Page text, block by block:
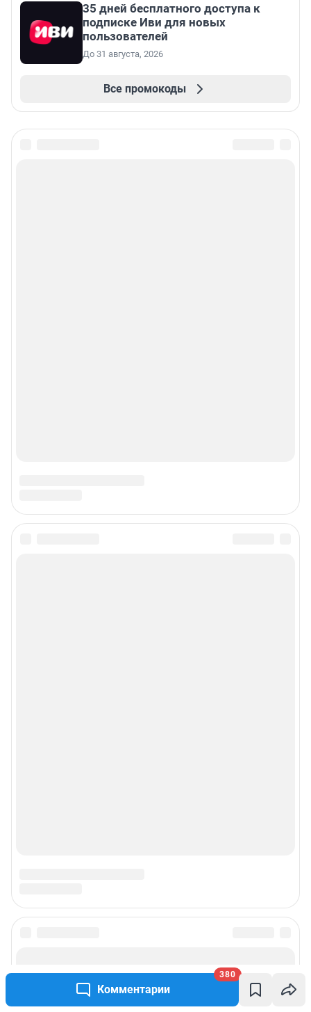
Комментарии
380
35 дней бесплатного доступа к
подписке Иви для новых
пользователей
До 31 августа, 2026
Все промокоды